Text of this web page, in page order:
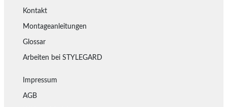
Kontakt
Montageanleitungen
Glossar
Arbeiten bei STYLEGARD
Impressum
AGB